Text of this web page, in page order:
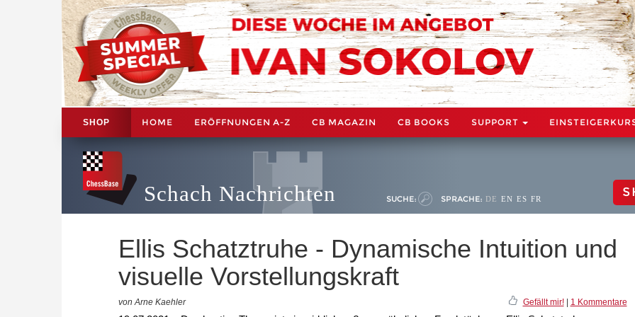
SHOP HOME ERÖFFNUNGEN A-Z CB MAGAZIN CB BOOKS SUPPORT
Schach Nachrichten SUCHE: SPRACHE: DE EN ES FR
Ellis Schatztruhe - Dynamische Intuition und
visuelle Vorstellungskraft
von Arne Kaehler Gefällt mir!| 1 Kommentare